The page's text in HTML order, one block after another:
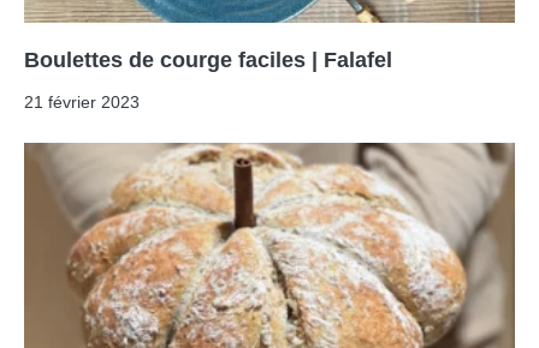
Boulettes de courge faciles | Falafel
21 février 2023